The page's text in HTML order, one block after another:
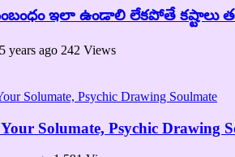
ఇలా ఉండాలి లేకపోతే కష్టాలు
5 years ago 242 Views
Solumate, Psychic Drawing